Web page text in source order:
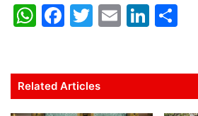
W
s
A
F
e
b
T
er
E
l
Li
e
dI
e
Related Articles